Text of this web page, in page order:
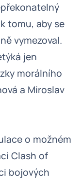
tomu, aby se
vymezoval.
jen
morálního
a Miroslav
o možném
Clash of
bojových